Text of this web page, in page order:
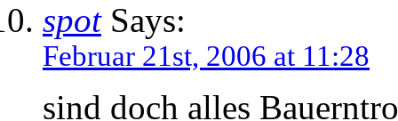
spotSays:
Februar 21st, 2006 at 11:28
sind doch alles